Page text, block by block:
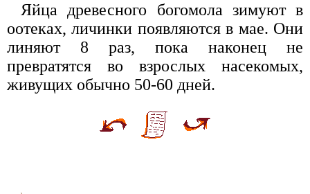
Яйца древесного богомола зимуют в
оотеках, личинки появляются в мае. Они
линяют 8 раз, пока наконец не
превратятся во взрослых насекомых,
живущих обычно 50-60 дней.